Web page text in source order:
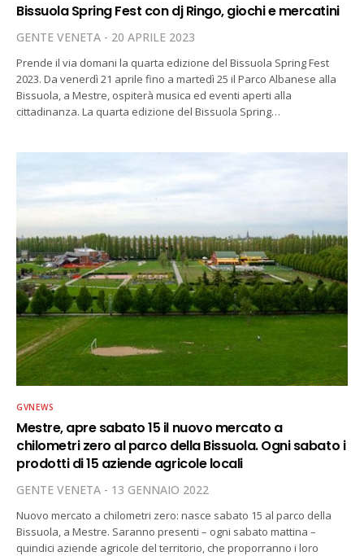
Bissuola Spring Fest con dj Ringo, giochi e mercatini
GENTE VENETA 20 APRILE 2023
Prende il via domani la quarta edizione del Bissuola Spring Fest
2023. Da venerdì 21 aprile fino a martedì 25 il Parco Albanese alla
Bissuola, a Mestre, ospiterà musica ed eventi aperti alla
cittadinanza. La quarta edizione del Bissuola Spring…
GVNEWS
Mestre, apre sabato 15 il nuovo mercato a
chilometri zero al parco della Bissuola. Ogni sabato i
prodotti di 15 aziende agricole locali
GENTE VENETA 13 GENNAIO 2022
Nuovo mercato a chilometri zero: nasce sabato 15 al parco della
Bissuola, a Mestre. Saranno presenti – ogni sabato mattina –
quindici aziende agricole del territorio, che proporranno i loro